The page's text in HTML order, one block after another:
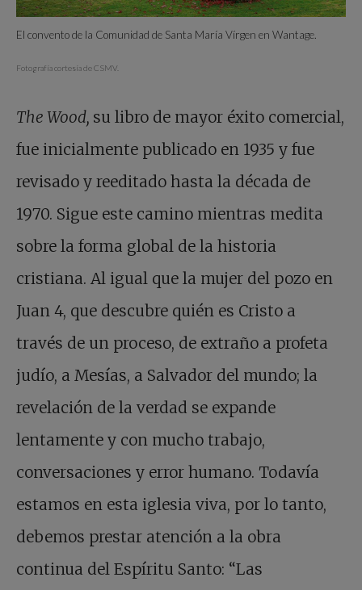
El convento de la Comunidad de Santa María Vírgen en Wantage.
Fotografía cortesía de CSMV.
The Wood, su libro de mayor éxito comercial,
fue inicialmente publicado en 1935 y fue
revisado y reeditado hasta la década de
1970. Sigue este camino mientras medita
sobre la forma global de la historia
cristiana. Al igual que la mujer del pozo en
Juan 4, que descubre quién es Cristo a
través de un proceso, de extraño a profeta
judío, a Mesías, a Salvador del mundo; la
revelación de la verdad se expande
lentamente y con mucho trabajo,
conversaciones y error humano. Todavía
estamos en esta iglesia viva, por lo tanto,
debemos prestar atención a la obra
continua del Espíritu Santo: “Las